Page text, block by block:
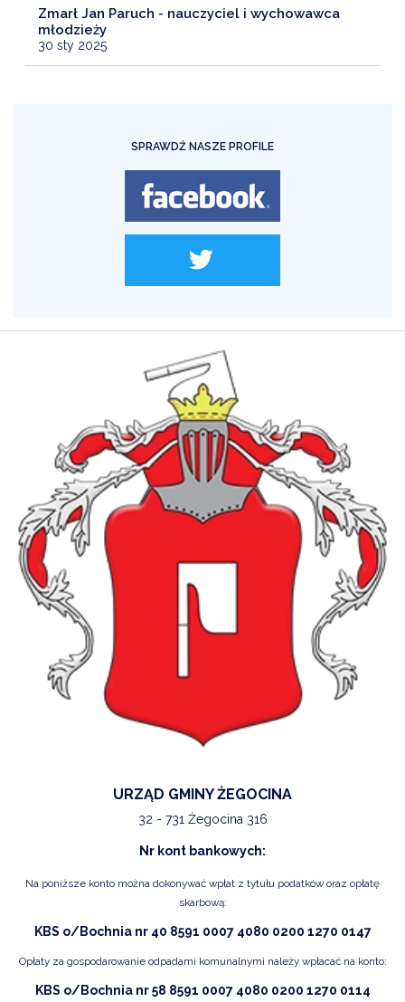
Zmarł Jan Paruch - nauczyciel i wychowawca
młodzieży
30 sty 2025
SPRAWDŹ NASZE PROFILE
URZĄD GMINY ŻEGOCINA
32 - 731 Żegocina 316
Nr kont bankowych:
Na poniższe konto można dokonywać wpłat z tytułu podatków oraz opłatę
skarbową:
KBS o/Bochnia nr 40 8591 0007 4080 0200 1270 0147
Opłaty za gospodarowanie odpadami komunalnymi należy wpłacać na konto:
KBS o/Bochnia nr 58 8591 0007 4080 0200 1270 0114